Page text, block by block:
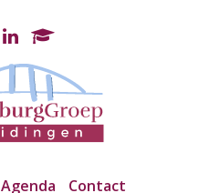
Agenda Contact